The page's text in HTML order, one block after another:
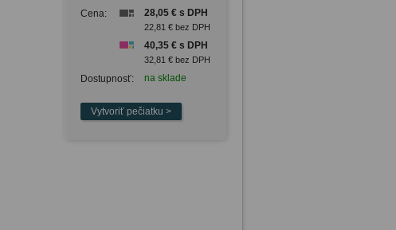
Cena: 28,05 € s DPH
22,81 € bez DPH
40,35 € s DPH
32,81 € bez DPH
Dostupnosť: na sklade